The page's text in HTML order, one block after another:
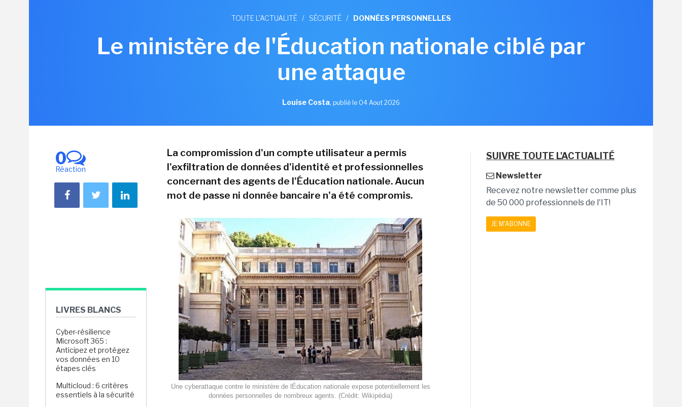
TOUTE L'ACTUALITÉ / SÉCURITÉ / DONNÉES PERSONNELLES
Le ministère de l'Éducation nationale ciblé par
une attaque
Louise Costa, publié le 04 Aout 2026
0
Réaction
LIVRES BLANCS
Cyber-résilience
Microsoft 365 :
Anticipez et protégez
vos données en 10
étapes clés
Multicloud : 6 critères
essentiels à la sécurité
La compromission d'un compte utilisateur a permis
l'exfiltration de données d'identité et professionnelles
concernant des agents de l'Éducation nationale. Aucun
mot de passe ni donnée bancaire n'a été compromis.
Une cyberattaque contre le ministère de lÉducation nationale expose potentiellement les
données personnelles de nombreux agents. (Crédit: Wikipédia)
SUIVRE TOUTE L'ACTUALITÉ
Newsletter
Recevez notre newsletter comme plus
de 50 000 professionnels de l'IT!
JE M'ABONNE